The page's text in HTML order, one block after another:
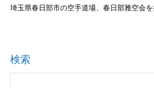
埼玉県春日部市の空手道場、春日部雅空会を
検索